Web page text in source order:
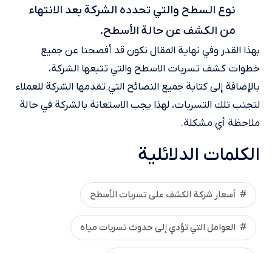
نوع السطح والتي تحدده الشركة بعد الانتهاء
من الكشف عن حالة الأسطح.
بهذا القدر وفي نهاية المقال نكون قد أفصحنا عن جميع
خطوات كشف تسربات الاسطح والتي تتبعها الشركة،
بالإضافة إلى كتابة جميع النصائح التي تقدمها الشركة للعملاء
لتجنب تلك التسربات، لهذا يجب الاستعانة بالشركة في حالة
ملاحظة أي مشكلة.
الكلمات الدلائلية
أسعار شركة الكشف على تسربات الأسطح
العوامل التي تؤدي إلى حدوث تسربات مياه